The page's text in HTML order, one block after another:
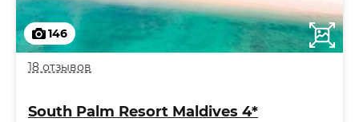
146
18 отзывов
South Palm Resort Maldives 4*